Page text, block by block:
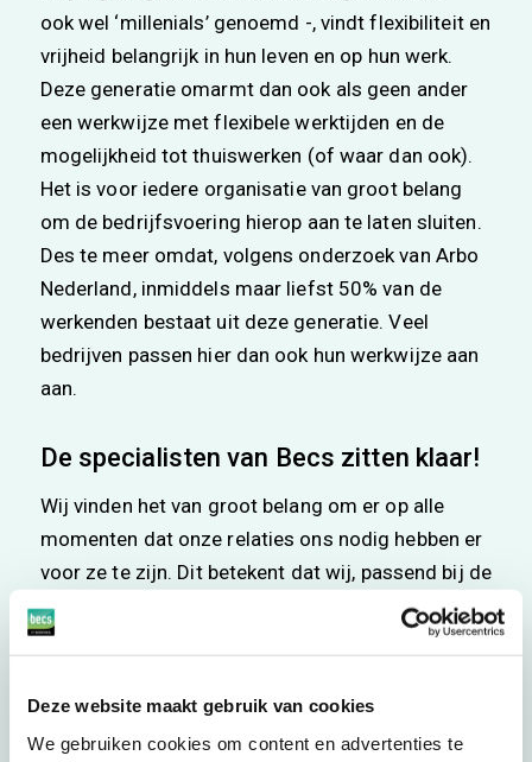
Deze website maakt gebruik van cookies
We gebruiken cookies om content en advertenties te
ook wel ‘millenials’ genoemd -, vindt flexibiliteit en
vrijheid belangrijk in hun leven en op hun werk.
Deze generatie omarmt dan ook als geen ander
een werkwijze met flexibele werktijden en de
mogelijkheid tot thuiswerken (of waar dan ook).
Het is voor iedere organisatie van groot belang
om de bedrijfsvoering hierop aan te laten sluiten.
Des te meer omdat, volgens onderzoek van Arbo
Nederland, inmiddels maar liefst 50% van de
werkenden bestaat uit deze generatie. Veel
bedrijven passen hier dan ook hun werkwijze aan
aan.
De specialisten van Becs zitten klaar!
Wij vinden het van groot belang om er op alle
momenten dat onze relaties ons nodig hebben er
voor ze te zijn. Dit betekent dat wij, passend bij de
trend, ook onze bereikbaarheid uitbreiden. Naast
deze standaard bereikbaarheid is het mogelijk om
support indien dat nodig is.